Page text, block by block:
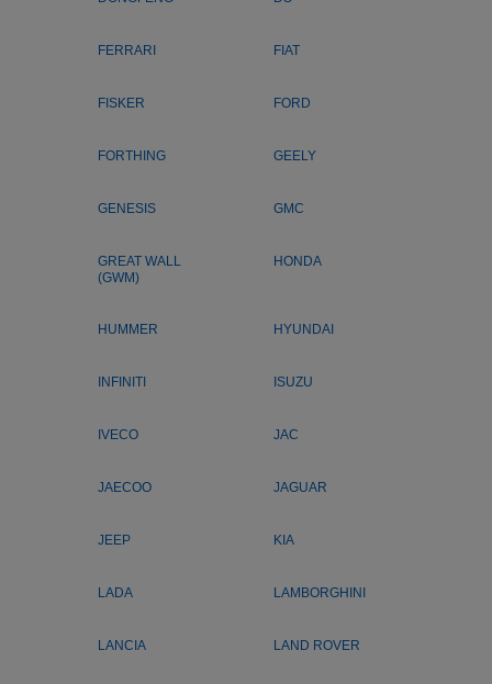
FERRARI FIAT
FISKER FORD
FORTHING GEELY
GENESIS GMC
GREAT WALL
(GWM)
HONDA
HUMMER HYUNDAI
INFINITI ISUZU
IVECO JAC
JAECOO JAGUAR
JEEP KIA
LADA LAMBORGHINI
LANCIA LAND ROVER